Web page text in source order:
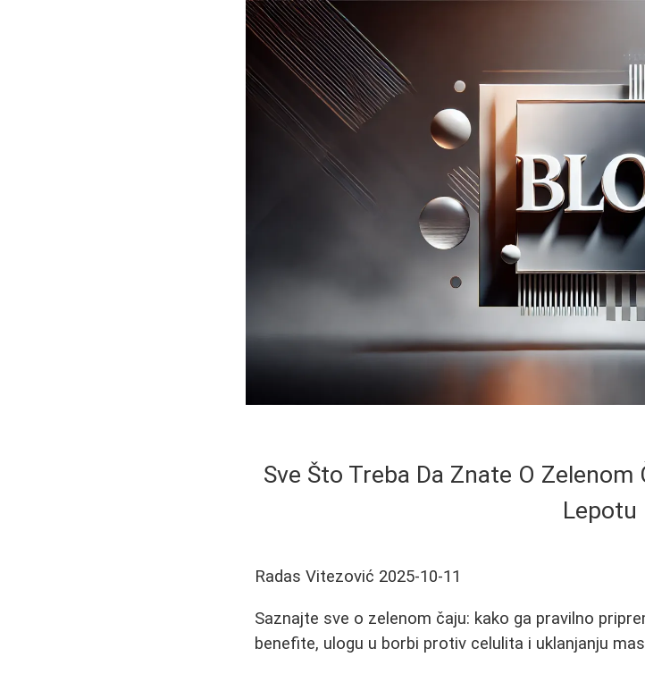
Sve Što Treba Da Znate O Zelenom
Lepotu
Radas Vitezović 2025-10-11
Saznajte sve o zelenom čaju: kako ga pravilno
benefite, ulogu u borbi protiv celulita i uklanjanju